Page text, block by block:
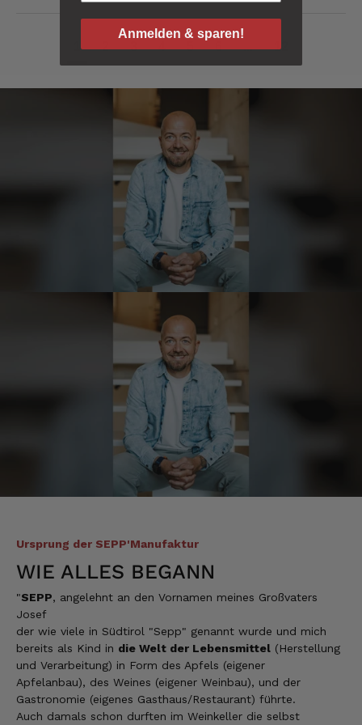
2 3 4 5 6 ... 12
Ursprung der SEPP'Manufaktur
WIE ALLES BEGANN
"SEPP, angelehnt an den Vornamen meines Großvaters
Josef
der wie viele in Südtirol "Sepp" genannt wurde und mich
bereits als Kind in die Welt der Lebensmittel (Herstellung
und Verarbeitung) in Form des Apfels (eigener
Apfelanbau), des Weines (eigener Weinbau), und der
Gastronomie (eigenes Gasthaus/Restaurant) führte.
Auch damals schon durften im Weinkeller die selbst
Sehr gute Originalqualität
Verifizierter Kunde
Seit ich SEPP-Manufaktur kenne, bestelle ich
nur noch da. Große Auswahl, für jeden ist
was dabei. Für mich passt die Preis-Leistung
ebenso. Ich bleib dabei.
Tatsiana
Verifizierter Kunde
Schnelle Lieferung.Sehr zufrieden.Danke.
Jörg
Verifizierter Kunde
Lecker Probierpaket, schnelle Lieferung. Top
Verifizierter Kunde
Anonym
köstlich und ruckzuck aufgegessen!!!!!!!
Deshalb haben wir einen Vorrat angelegt.
Anmelden & sparen!